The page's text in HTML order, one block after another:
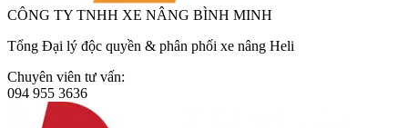
CÔNG TY TNHH XE NÂNG BÌNH MINH
Tổng Đại lý độc quyền & phân phối xe nâng Heli
Chuyên viên tư vấn:
094 955 3636